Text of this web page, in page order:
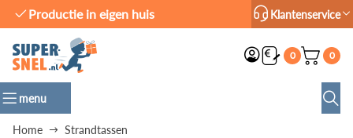
Productie in eigen huis Klantenservice
0 0
menu
Home Strandtassen